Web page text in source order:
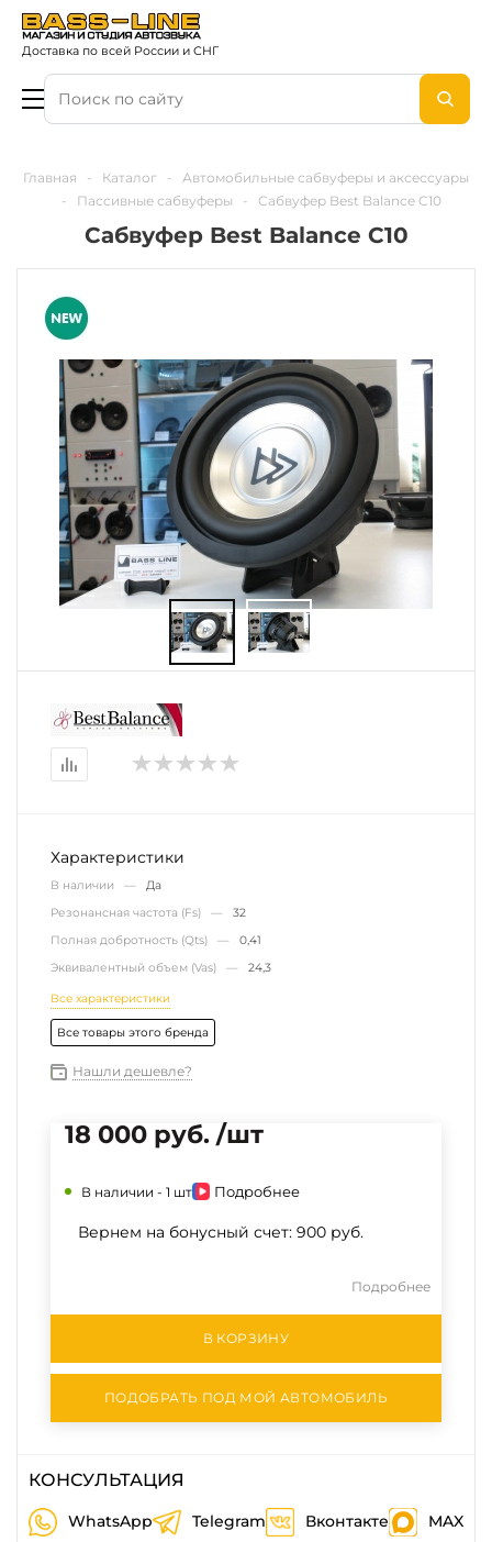
Доставка по всей России и СНГ
Главная - Каталог -
Автомобильные сабвуферы и аксессуары
-
Пассивные сабвуферы - Сабвуфер Best Balance C10
Сабвуфер Best Balance C10
Характеристики
В наличии — Да
Резонансная частота (Fs) — 32
Полная добротность (Qts) — 0,41
Эквивалентный объем (Vas) — 24,3
Все характеристики
Все товары этого бренда
Нашли дешевле?
18 000 руб. /шт
В наличии - 1 шт Подробнее
Вернем на бонусный счет: 900 руб.
Подробнее
В КОРЗИНУ
ПОДОБРАТЬ ПОД МОЙ АВТОМОБИЛЬ
КОНСУЛЬТАЦИЯ
WhatsApp Telegram Вконтакте MAX